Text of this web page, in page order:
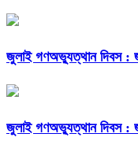
জুলাই গণঅভ্যুত্থান দিবস :
জুলাই গণঅভ্যুত্থান দিবস :